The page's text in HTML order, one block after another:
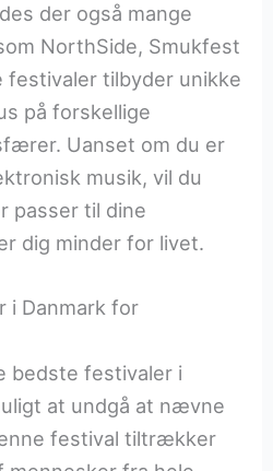
der også mange
NorthSide, Smukfest
festivaler tilbyder unikke
på forskellige
Uanset om du er
musik, vil du
passer til dine
dig minder for livet.
i Danmark for
bedste festivaler i
at undgå at nævne
festival tiltrækker